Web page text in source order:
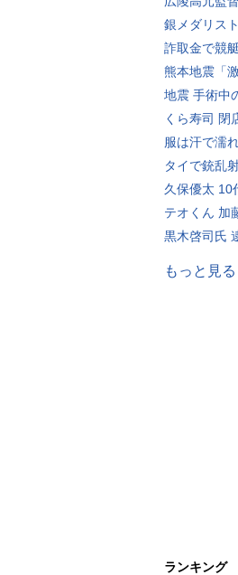
銀メダリス
詐取金で競
熊本地震「
地震 手術中
くら寿司 閉
服は汗で濡
タイで銃乱
久保優太 10
テオくん 加
黒木啓司氏
もっと見る
ランキング